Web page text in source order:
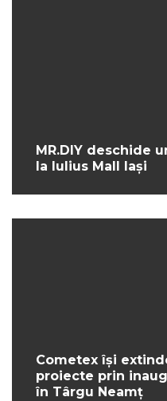
MR.DIY deschide
la Iulius Mall Iași
Cometex își
proiecte prin
în Târgu Neamț